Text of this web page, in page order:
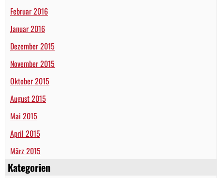
Februar 2016
Januar 2016
Dezember 2015
November 2015
Oktober 2015
August 2015
Mai 2015
April 2015
März 2015
Kategorien